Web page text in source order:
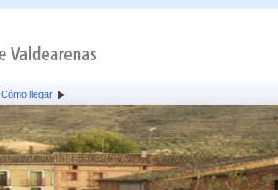
Cómo llegar